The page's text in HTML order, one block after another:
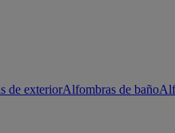
de exteriorAlfombras de baño